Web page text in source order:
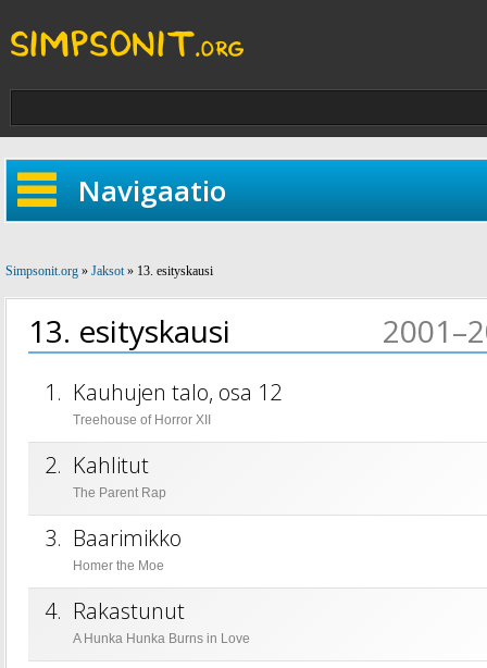
Navigaatio
Simpsonit.org » Jaksot» 13. esityskausi
13. esityskausi
1. Kauhujen talo, osa 12
Treehouse of Horror XII
2. Kahlitut
The Parent Rap
3. Baarimikko
Homer the Moe
4. Rakastunut
A Hunka Hunka Burns in Love